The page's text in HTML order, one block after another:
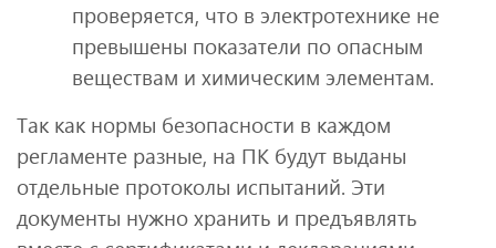
проверяется, что в электротехнике не
превышены показатели по опасным
веществам и химическим элементам.
Так как нормы безопасности в каждом
регламенте разные, на ПК будут выданы
отдельные протоколы испытаний. Эти
документы нужно хранить и предъявлять